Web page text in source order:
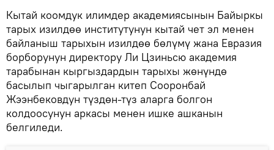
Кытай коомдук илимдер академиясынын Байыркы
тарых изилдөө институтунун кытай чет эл менен
байланыш тарыхын изилдөө бөлүмү жана Евразия
борборунун директору Ли Цзиньсю академия
тарабынан кыргыздардын тарыхы жөнүндө
басылып чыгарылган китеп Сооронбай
Жээнбековдун түздөн-түз аларга болгон
колдоосунун аркасы менен ишке ашканын
белгиледи.